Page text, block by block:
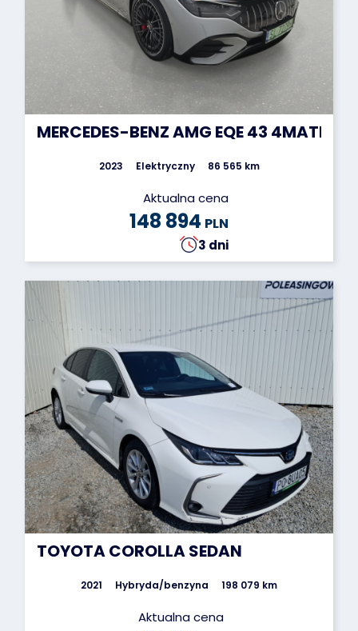
MERCEDES-BENZ AMG EQE 43 4MATIC
2023 Elektryczny 86 565 km
Aktualna cena
148 894 PLN
3 dni
TOYOTA COROLLA SEDAN
2021 Hybryda/benzyna 198 079 km
Aktualna cena